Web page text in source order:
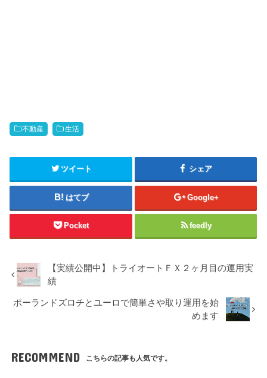
不動産 生活
ツイート シェア
はてブ Google+
Pocket feedly
【実績公開中】トライオートＦＸ２ヶ月目の運用実
績
ポーランドズロチとユーロで簡単さや取り運用を始
めます
RECOMMEND こちらの記事も人気です。